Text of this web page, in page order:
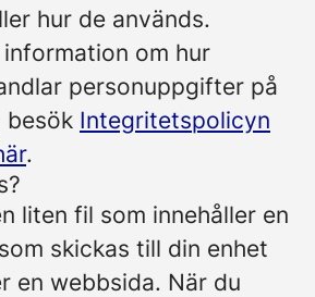
hur de används.
om hur
personuppgifter på
besök Integritetspolicyn
.
liten fil som innehåller en
skickas till din enhet
en webbsida. När du